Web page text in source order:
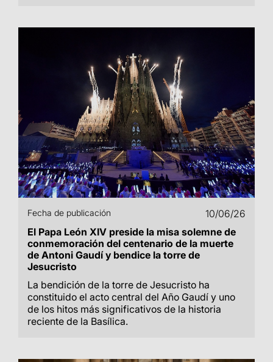
Fecha de publicación
10/06/26
El Papa León XIV preside la misa solemne de
conmemoración del centenario de la muerte
de Antoni Gaudí y bendice la torre de
Jesucristo
La bendición de la torre de Jesucristo ha
constituido el acto central del Año Gaudí y uno
de los hitos más significativos de la historia
reciente de la Basílica.